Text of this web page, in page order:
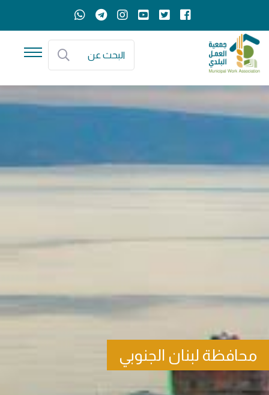
البحث عن
محافظة لبنان الجنوبي